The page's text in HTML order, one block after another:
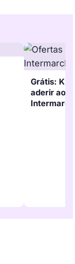
Grátis: Kit
aderir ao